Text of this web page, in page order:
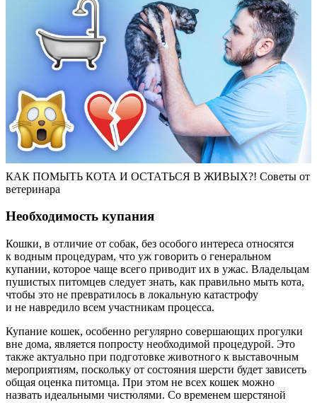
КАК ПОМЫТЬ КОТА И ОСТАТЬСЯ В ЖИВЫХ?! Советы от
ветеринара
Необходимость купания
Кошки, в отличие от собак, без особого интереса относятся
к водным процедурам, что уж говорить о генеральном
купании, которое чаще всего приводит их в ужас. Владельцам
пушистых питомцев следует знать, как правильно мыть кота,
чтобы это не превратилось в локальную катастрофу
и не навредило всем участникам процесса.
Купание кошек, особенно регулярно совершающих прогулки
вне дома, является попросту необходимой процедурой. Это
также актуально при подготовке животного к выставочным
мероприятиям, поскольку от состояния шерсти будет зависеть
общая оценка питомца. При этом не всех кошек можно
назвать идеальными чистюлями. Со временем шерстяной